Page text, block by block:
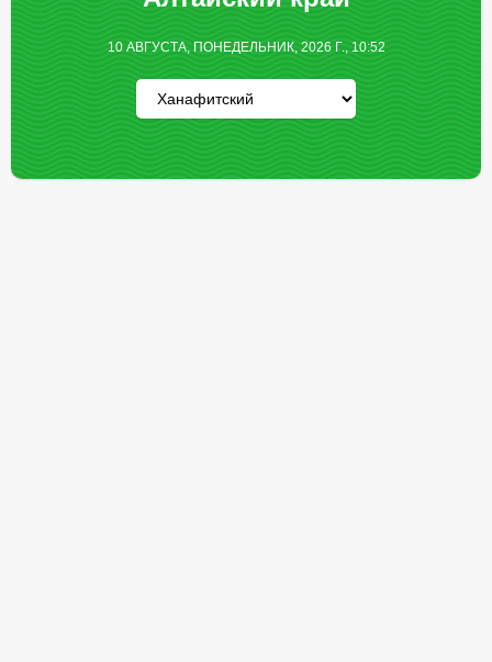
10 АВГУСТА, ПОНЕДЕЛЬНИК, 2026 Г., 10:52